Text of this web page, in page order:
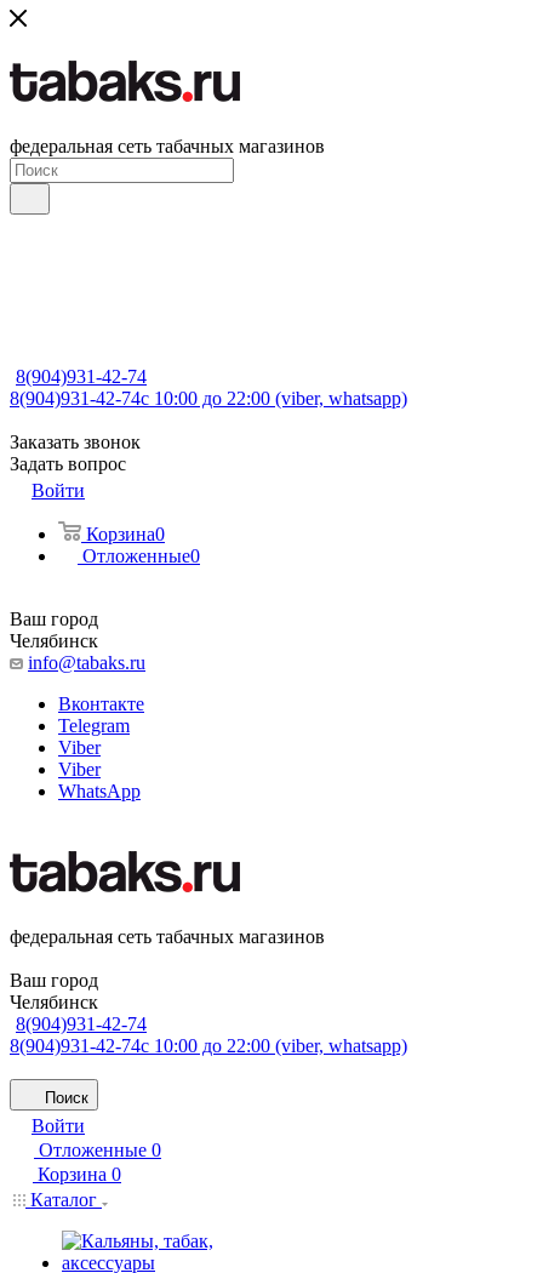
федеральная сеть табачных магазинов
8(904)931-42-74
8(904)931-42-74с 10:00 до 22:00 (viber, whatsapp)
Заказать звонок
Задать вопрос
Войти
Корзина0
Отложенные0
Ваш город
Челябинск
info@tabaks.ru
Вконтакте
Telegram
Viber
Viber
WhatsApp
федеральная сеть табачных магазинов
Ваш город
Челябинск
8(904)931-42-74
8(904)931-42-74с 10:00 до 22:00 (viber, whatsapp)
Поиск
Войти
Отложенные 0
Корзина 0
Каталог